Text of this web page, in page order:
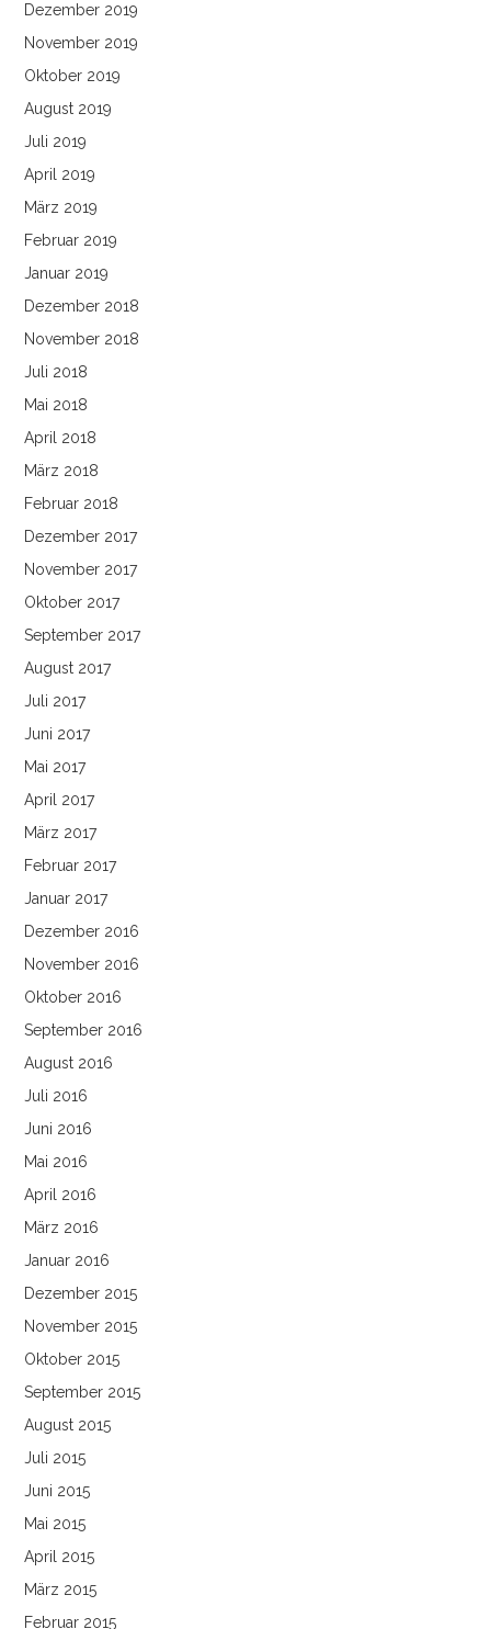
Dezember 2019
November 2019
Oktober 2019
August 2019
Juli 2019
April 2019
März 2019
Februar 2019
Januar 2019
Dezember 2018
November 2018
Juli 2018
Mai 2018
April 2018
März 2018
Februar 2018
Dezember 2017
November 2017
Oktober 2017
September 2017
August 2017
Juli 2017
Juni 2017
Mai 2017
April 2017
März 2017
Februar 2017
Januar 2017
Dezember 2016
November 2016
Oktober 2016
September 2016
August 2016
Juli 2016
Juni 2016
Mai 2016
April 2016
März 2016
Januar 2016
Dezember 2015
November 2015
Oktober 2015
September 2015
August 2015
Juli 2015
Juni 2015
Mai 2015
April 2015
März 2015
Februar 2015